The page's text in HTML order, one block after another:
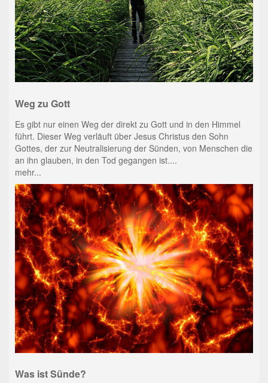
Weg zu Gott
Es gibt nur einen Weg der direkt zu Gott und in den Himmel
führt. Dieser Weg verläuft über Jesus Christus den Sohn
Gottes, der zur Neutralisierung der Sünden, von Menschen die
an ihn glauben, in den Tod gegangen ist....
mehr...
Was ist Sünde?